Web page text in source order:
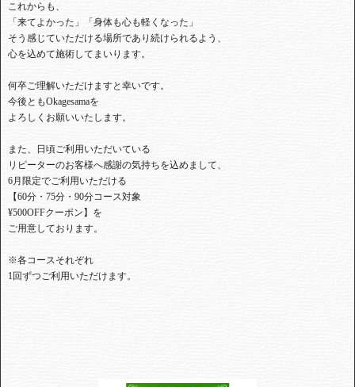
これからも、
「来てよかった」「身体も心も軽くなった」
そう感じていただける場所であり続けられるよう、
心を込めて施術してまいります。
何卒ご理解いただけますと幸いです。
今後ともOkagesamaを
よろしくお願いいたします。
また、日頃ご利用いただいている
リピーターのお客様へ感謝の気持ちを込めまして、
6月限定でご利用いただける
【60分・75分・90分コース対象
¥500OFFクーポン】を
ご用意しております。
※各コースそれぞれ
1回ずつご利用いただけます。